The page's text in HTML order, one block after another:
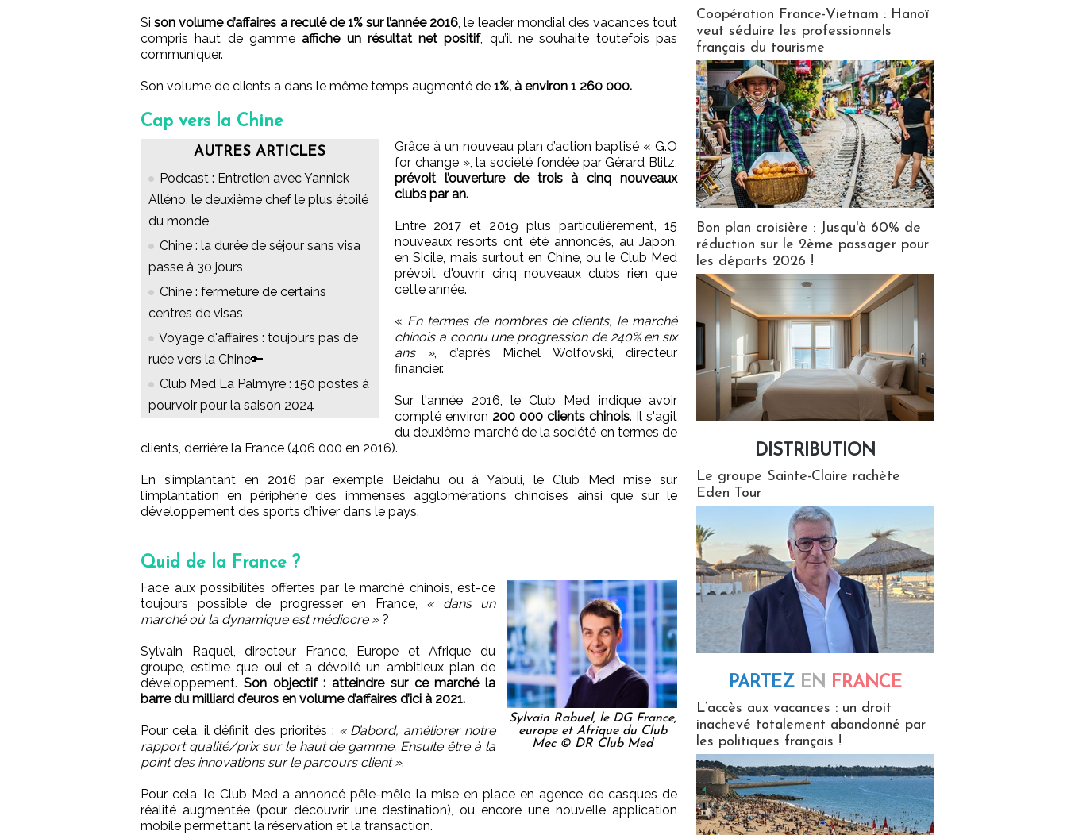
Sison volume d’affaires a reculé de 1% sur l’année 2016, le leader mondial des vacances tout
compris haut de gammeaffiche un résultat net positif, qu’il ne souhaite toutefois pas
communiquer.
Son volume de clients a dans le même temps augmenté de 1%, à environ 1 260 000.
Cap vers la Chine
AUTRES ARTICLES
Podcast : Entretien avec Yannick
Alléno, le deuxième chef le plus étoilé
du monde
Chine : la durée de séjour sans visa
passe à 30 jours
Chine : fermeture de certains
centres de visas
Voyage d'affaires : toujours pas de
ruée vers la Chine🔑
Club Med La Palmyre : 150 postes à
pourvoir pour la saison 2024
Grâce à un nouveau plan d’action baptisé « G.O
for change », la société fondée par Gérard Blitz,
prévoit l’ouverture de trois à cinq nouveaux
clubs par an.
Entre 2017 et 2019 plus particulièrement, 15
nouveaux resorts ont été annoncés, au Japon,
en Sicile, mais surtout en Chine, ou le Club Med
prévoit d'ouvrir cinq nouveaux clubs rien que
cette année.
« En termes de nombres de clients, le marché
chinois a connu une progression de 240% en six
ans », d’après Michel Wolfovski, directeur
financier.
Sur l'année 2016, le Club Med indique avoir
compté environ 200 000 clients chinois. Il s'agit
du deuxième marché de la société en termes de
clients, derrière la France (406 000 en 2016).
En s’implantant en 2016 par exemple Beidahu ou à Yabuli, le Club Med mise sur
l’implantation en périphérie des immenses agglomérations chinoises ainsi que sur le
développement des sports d’hiver dans le pays.
Quid de la France ?
Sylvain Rabuel, le DG France,
europe et Afrique du Club
Mec © DR Club Med
Face aux possibilités offertes par le marché chinois, est-ce
toujours possible de progresser en France, « dans un
marché où la dynamique est médiocre »?
Sylvain Raquel, directeur France, Europe et Afrique du
groupe, estime que oui et a dévoilé un ambitieux plan de
développement. Son objectif : atteindre sur ce marché la
barre du milliard d’euros en volume d’affaires d’ici à 2021.
Pour cela, il définit des priorités : « D’abord, améliorer notre
rapport qualité/prix sur le haut de gamme. Ensuite être à la
point des innovations sur le parcours client ».
Pour cela, le Club Med a annoncé pêle-mêle la mise en place en agence de casques de
réalité augmentée (pour découvrir une destination), ou encore une nouvelle application
mobile permettant la réservation et la transaction.
Coopération France-Vietnam : Hanoï
veut séduire les professionnels
français du tourisme
Bon plan croisière : Jusqu'à 60% de
réduction sur le 2ème passager pour
les départs 2026 !
DISTRIBUTION
Le groupe Sainte-Claire rachète
Eden Tour
PARTEZ EN FRANCE
L’accès aux vacances : un droit
inachevé totalement abandonné par
les politiques français !